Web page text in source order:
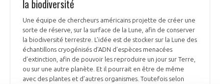
la biodiversité
Une équipe de chercheurs américains projette de créer une
sorte de réserve, sur la surface de la Lune, afin de conserver
la biodiversité terrestre. L’idée est de stocker sur la Lune des
échantillons cryogénisés d’ADN d’espèces menacées
d’extinction, afin de pouvoir les reproduire un jour sur Terre,
ou sur une autre planète. Et il pourrait en être de même
avec des plantes et d’autres organismes. Toutefois selon